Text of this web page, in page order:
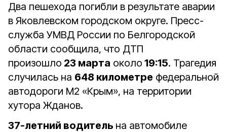
Два пешехода погибли в результате аварии
в Яковлевском городском округе. Пресс-
служба УМВД России по Белгородской
области сообщила, что ДТП
произошло 23 марта около 19:15. Трагедия
случилась на 648 километре федеральной
автодороги М2 «Крым», на территории
хутора Жданов.
37-летний водитель на автомобиле